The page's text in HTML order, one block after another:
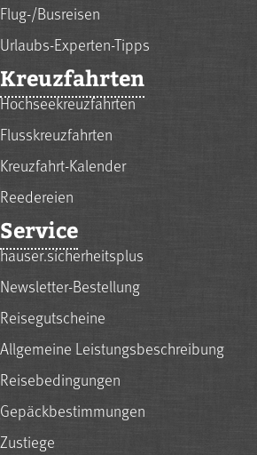
Flug-/Busreisen
Urlaubs-Experten-Tipps
Kreuzfahrten
Hochseekreuzfahrten
Flusskreuzfahrten
Kreuzfahrt-Kalender
Reedereien
Service
hauser.sicherheitsplus
Newsletter-Bestellung
Reisegutscheine
Allgemeine Leistungsbeschreibung
Reisebedingungen
Gepäckbestimmungen
Zustiege